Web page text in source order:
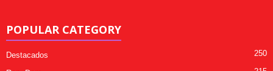
POPULAR CATEGORY
Destacados 250